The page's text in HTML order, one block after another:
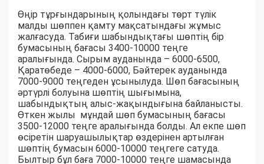
Өңір тұрғындарының қолындағы төрт түлік
малды шөппен қамту мақсатындағы жұмыс
жалғасуда. Табиғи шабындықтағы шөптің бір
бумасының бағасы 3400-10000 теңге
аралығында. Сырым ауданында – 6000-6500,
Қаратөбеде – 4000-6000, Бәйтерек ауданында
7000-9000 теңгеден ұсынылуда. Шөп бағасының
әртүрлі болуына шөптің шығымына,
шабындықтың алыс-жақындығына байланысты.
Өткен жылы мұндай шөп бумасының бағасы
3500-12000 теңге аралығында болды. Ал екпе шөп
өсіретін шаруашылықтар өздерінен артылған
шөптің бумасын 6000-10000 теңгеге сатуда.
Былтыр бұл баға 7000-10000 теңге шамасында